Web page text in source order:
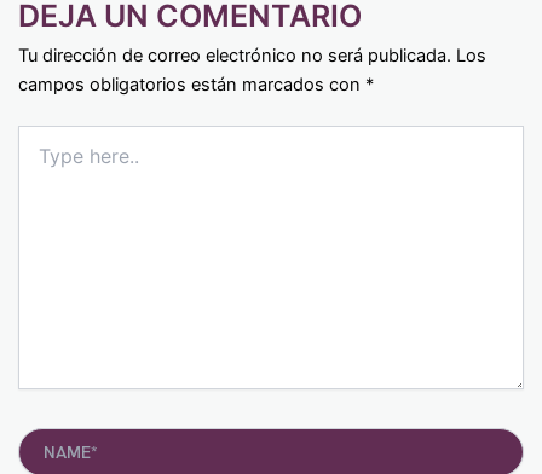
DEJA UN COMENTARIO
Tu dirección de correo electrónico no será publicada. Los
campos obligatorios están marcados con *
here..
Name*